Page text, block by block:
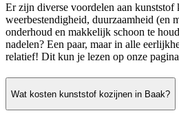
Er zijn diverse voordelen aan kunststof
weerbestendigheid, duurzaamheid (en
onderhoud en makkelijk schoon te
nadelen? Een paar, maar in alle
relatief! Dit kun je lezen op onze
Wat kosten kunststof kozijnen in Baak?